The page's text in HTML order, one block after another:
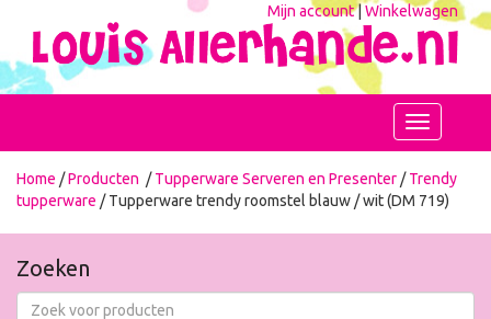
Mijn account|Winkelwagen
Toggle
navigation
Home /Producten /Tupperware Serveren en Presenter /Trendy
tupperware / Tupperware trendy roomstel blauw / wit (DM 719)
Zoeken